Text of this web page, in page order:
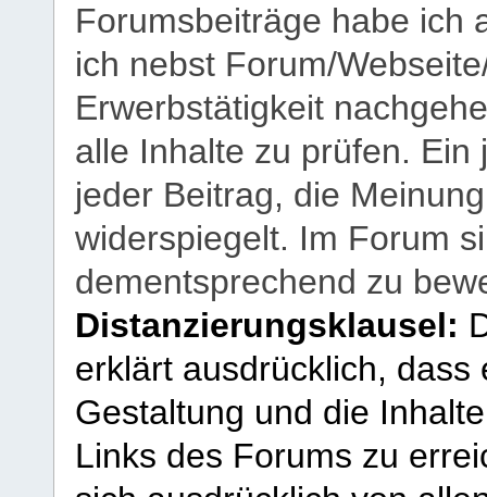
Forumsbeiträge habe ich
ich nebst Forum/
Erwerbstätigkeit
alle Inhalte zu prüfen.
jeder Beitrag, die
widerspiegelt. Im Forum
dementsprechend zu
Distanzierungsklausel:
erklärt ausdrücklich,
Gestaltung und die
Links des Forums zu